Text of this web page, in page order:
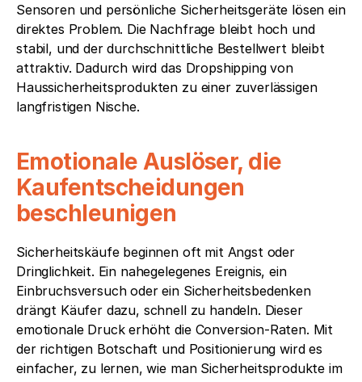
Sensoren und persönliche Sicherheitsgeräte lösen ein
direktes Problem. Die Nachfrage bleibt hoch und
stabil, und der durchschnittliche Bestellwert bleibt
attraktiv. Dadurch wird das Dropshipping von
Haussicherheitsprodukten zu einer zuverlässigen
langfristigen Nische.
Emotionale Auslöser, die
Kaufentscheidungen
beschleunigen
Sicherheitskäufe beginnen oft mit Angst oder
Dringlichkeit. Ein nahegelegenes Ereignis, ein
Einbruchsversuch oder ein Sicherheitsbedenken
drängt Käufer dazu, schnell zu handeln. Dieser
emotionale Druck erhöht die Conversion-Raten. Mit
der richtigen Botschaft und Positionierung wird es
einfacher, zu lernen, wie man Sicherheitsprodukte im